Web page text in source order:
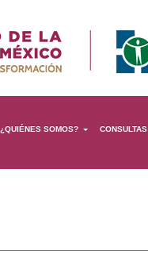
¿QUIÉNES SOMOS? CONSULTAS